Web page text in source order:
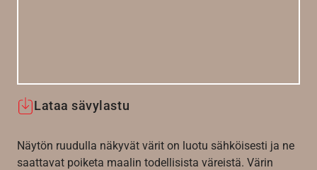
Lataa sävylastu
Näytön ruudulla näkyvät värit on luotu sähköisesti ja ne
saattavat poiketa maalin todellisista väreistä. Värin